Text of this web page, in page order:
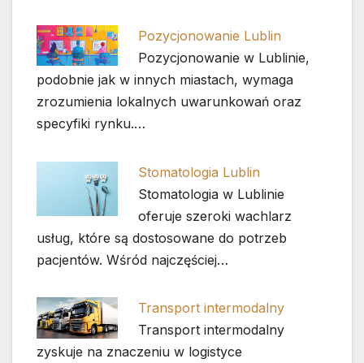
Pozycjonowanie Lublin
Pozycjonowanie w Lublinie,
podobnie jak w innych miastach, wymaga
zrozumienia lokalnych uwarunkowań oraz
specyfiki rynku.…
Stomatologia Lublin
Stomatologia w Lublinie
oferuje szeroki wachlarz
usług, które są dostosowane do potrzeb
pacjentów. Wśród najczęściej…
Transport intermodalny
Transport intermodalny
zyskuje na znaczeniu w logistyce